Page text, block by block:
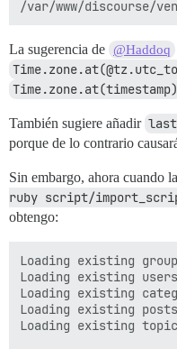
La sugerencia de @Haddoq
Time.zone.at(timestamp)
También sugiere añadir
porque de lo contrario
Sin embargo, ahora cuando
ruby script/
obtengo:
Loading existing
Loading existing
Loading existing
Loading existing
Loading existing